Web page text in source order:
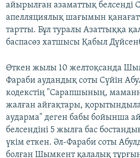
айырылған азаматтық белсенді
апелляциялық шағымын
тартты. Бұл туралы Азаттыққа
баспасөз хатшысы Қабыл
Өткен жылы 10 желтоқсанда
Фараби аудандық соты Сүйін
кодекстің "Сарапшының,
жалған айғақтары,
аударма" деген бабы бойынша
белсендіні 5 жылға бас
үкім еткен. Әл-Фараби соты
болған Шымкент қалалық